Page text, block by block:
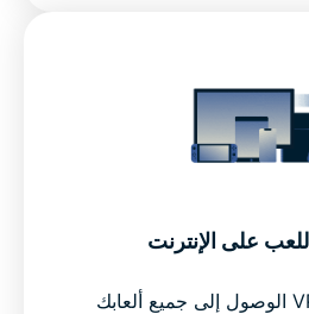
على الإنترنت
يتيح استخدام VPN الوصول إلى جميع ألعابك